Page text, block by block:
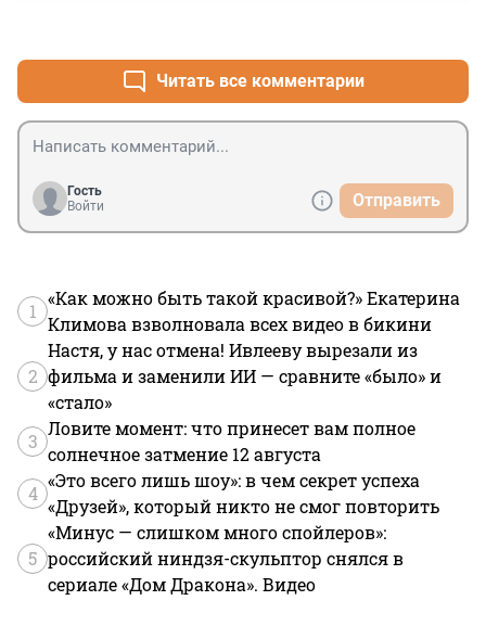
Читать все комментарии
Гость
Войти
Отправить
1
«Как можно быть такой красивой?» Екатерина
Климова взволновала всех видео в бикини
2
Настя, у нас отмена! Ивлееву вырезали из
фильма и заменили ИИ — сравните «было» и
«стало»
3
Ловите момент: что принесет вам полное
солнечное затмение 12 августа
4
«Это всего лишь шоу»: в чем секрет успеха
«Друзей», который никто не смог повторить
5
«Минус — слишком много спойлеров»:
российский ниндзя-скульптор снялся в
сериале «Дом Дракона». Видео